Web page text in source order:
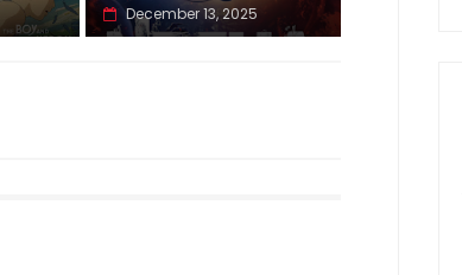
December 13, 2025